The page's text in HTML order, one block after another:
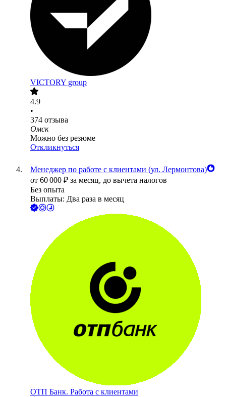
VICTORY group
4.9
•
374 отзыва
Омск
Можно без резюме
Откликнуться
Менеджер по работе с клиентами (ул. Лермонтова)
от 60 000 ₽ за месяц, до вычета налогов
Без опыта
Выплаты: Два раза в месяц
ОТП Банк. Работа с клиентами